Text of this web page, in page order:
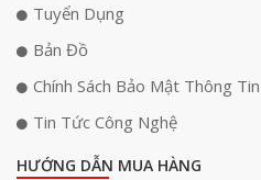
Tuyển Dụng
Bản Đồ
Chính Sách Bảo Mật Thông Tin
Tin Tức Công Nghệ
HƯỚNG DẪN MUA HÀNG